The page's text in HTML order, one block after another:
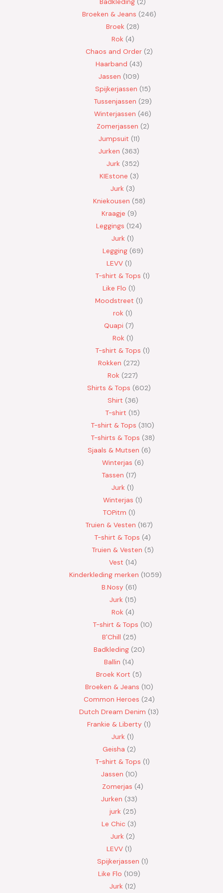
Broeken & Jeans 246
Broek 28
Rok 4
Chaos and Order 2
Haarband 43
Jassen 109
Spijkerjassen 15
Tussenjassen 29
Winterjassen 46
Zomerjassen 2
Jumpsuit 11
Jurken 363
Jurk 352
KIEstone 3
Jurk 3
Kniekousen 58
Kraagje 9
Leggings 124
Jurk 1
Legging 69
LEVV 1
T-shirt & Tops 1
Like Flo 1
Moodstreet 1
rok 1
Quapi 7
Rok 1
T-shirt & Tops 1
Rokken 272
Rok 227
Shirts & Tops 602
Shirt 36
T-shirt 15
T-shirt & Tops 310
T-shirts & Tops 38
Sjaals & Mutsen 6
Winterjas 6
Tassen 17
Jurk 1
Winterjas 1
TOPitm 1
Truien & Vesten 167
T-shirt & Tops 4
Truien & Vesten 5
Vest 14
Kinderkleding merken 1059
B.Nosy 61
Jurk 15
Rok 4
T-shirt & Tops 10
B'Chill 25
Badkleding 20
Ballin 14
Broek Kort 5
Broeken & Jeans 10
Common Heroes 24
Dutch Dream Denim 13
Frankie & Liberty 1
Jurk 1
Geisha 2
T-shirt & Tops 1
Jassen 10
Zomerjas 4
Jurken 33
jurk 25
Le Chic 3
Jurk 2
LEVV 1
Spijkerjassen 1
Like Flo 109
Jurk 12